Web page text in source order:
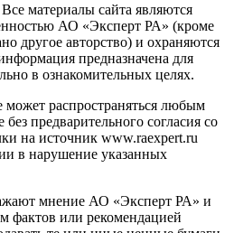
материалы сайта являются
АО «Эксперт РА» (кроме
другое авторство) и охраняются
предназначена для
в ознакомительных целях.
распространяться любым
предварительного согласия со
на источник www.raexpert.ru
в нарушение указанных
мнение АО «Эксперт РА» и
фактов или рекомендацией